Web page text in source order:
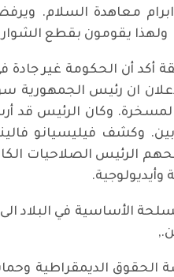
معاهدة السلام.
ولهذا يقومون بقطع
في المنطقة أكد أن الحكومة
ان رئيس
وكان الرئيس قد
وكشف فيليسيانو
الرئيس الصلاحيات
الأساسية في البلاد
الديمقراطية